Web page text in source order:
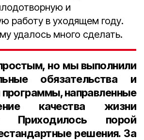
и
работу в уходящем году.
удалось много сделать.
но мы выполнили
обязательства и
программы, направленные
качества жизни
Приходилось порой
решения. За